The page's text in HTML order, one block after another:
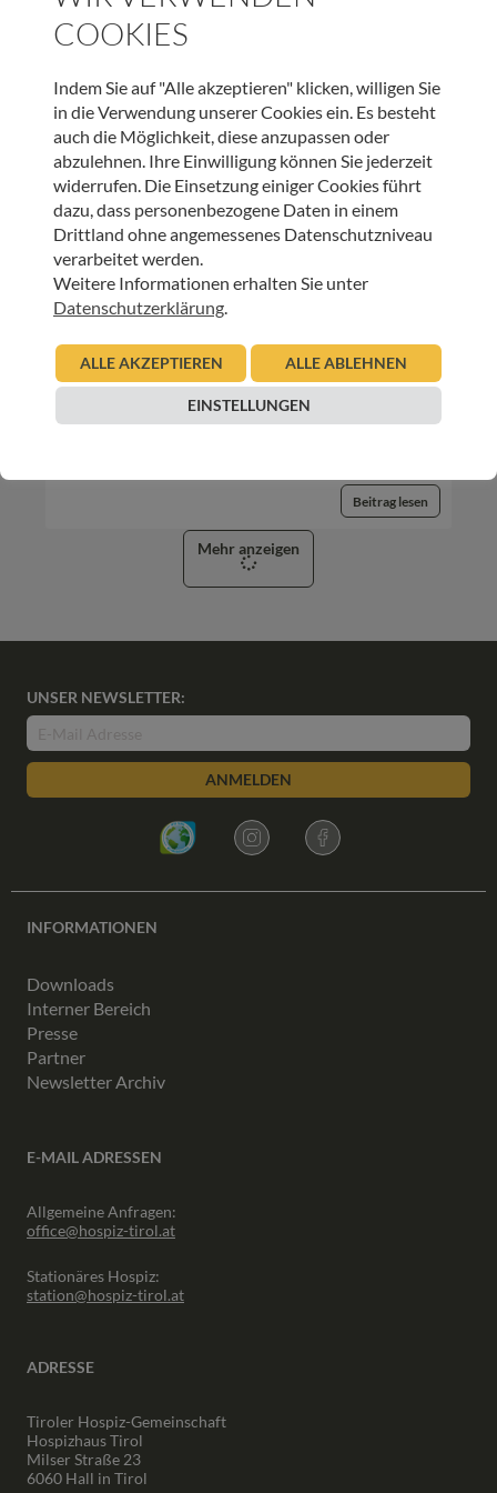
07.05.2012
Beitrag lesen
INNEHALTEN
Aus dem Leben von Freddie, dem Blatt
Beitrag lesen
Mehr anzeigen
UNSER NEWSLETTER:
ANMELDEN
INFORMATIONEN
Downloads
Interner Bereich
Presse
Partner
Newsletter Archiv
E-MAIL ADRESSEN
Allgemeine Anfragen:
office@hospiz-tirol.at
Stationäres Hospiz:
station@hospiz-tirol.at
ADRESSE
Tiroler Hospiz-Gemeinschaft
Hospizhaus Tirol
Milser Straße 23
6060 Hall in Tirol
COOKIES
Indem Sie auf "Alle akzeptieren" klicken, willigen Sie
in die Verwendung unserer Cookies ein. Es besteht
auch die Möglichkeit, diese anzupassen oder
abzulehnen. Ihre Einwilligung können Sie jederzeit
widerrufen. Die Einsetzung einiger Cookies führt
dazu, dass personenbezogene Daten in einem
Drittland ohne angemessenes Datenschutzniveau
verarbeitet werden.
Weitere Informationen erhalten Sie unter
Datenschutzerklärung.
ALLE AKZEPTIEREN ALLE ABLEHNEN
EINSTELLUNGEN